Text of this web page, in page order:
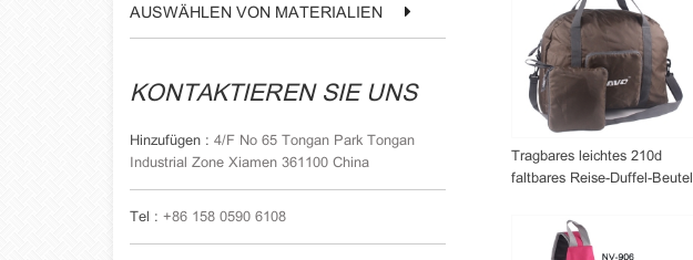
AUSWÄHLEN VON MATERIALIEN
KONTAKTIEREN SIE UNS
Hinzufügen : 4/F No 65 Tongan Park Tongan
Industrial Zone Xiamen 361100 China
Tel : +86 158 0590 6108
Tragbares leichtes 210d
faltbares Reise-Duffel-Beutel